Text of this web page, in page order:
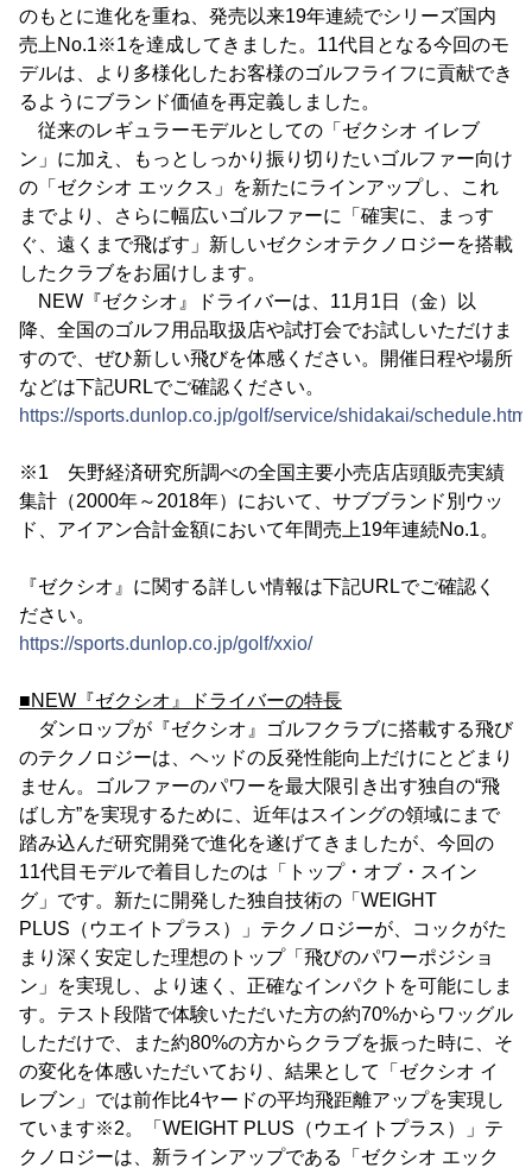
のもとに進化を重ね、発売以来19年連続でシリーズ国内
売上No.1※1を達成してきました。11代目となる今回のモ
デルは、より多様化したお客様のゴルフライフに貢献でき
るようにブランド価値を再定義しました。
従来のレギュラーモデルとしての「ゼクシオ イレブ
ン」に加え、もっとしっかり振り切りたいゴルファー向け
の「ゼクシオ エックス」を新たにラインアップし、これ
までより、さらに幅広いゴルファーに「確実に、まっす
ぐ、遠くまで飛ばす」新しいゼクシオテクノロジーを搭載
したクラブをお届けします。
NEW『ゼクシオ』ドライバーは、11月1日（金）以
降、全国のゴルフ用品取扱店や試打会でお試しいただけま
すので、ぜひ新しい飛びを体感ください。開催日程や場所
などは下記URLでご確認ください。
https://sports.dunlop.co.jp/golf/service/shidakai/schedule.html
※1 矢野経済研究所調べの全国主要小売店店頭販売実績
集計（2000年～2018年）において、サブブランド別ウッ
ド、アイアン合計金額において年間売上19年連続No.1。
『ゼクシオ』に関する詳しい情報は下記URLでご確認く
ださい。
https://sports.dunlop.co.jp/golf/xxio/
■NEW『ゼクシオ』ドライバーの特長
ダンロップが『ゼクシオ』ゴルフクラブに搭載する飛び
のテクノロジーは、ヘッドの反発性能向上だけにとどまり
ません。ゴルファーのパワーを最大限引き出す独自の“飛
ばし方”を実現するために、近年はスイングの領域にまで
踏み込んだ研究開発で進化を遂げてきましたが、今回の
11代目モデルで着目したのは「トップ・オブ・スイン
グ」です。新たに開発した独自技術の「WEIGHT
PLUS（ウエイトプラス）」テクノロジーが、コックがた
まり深く安定した理想のトップ「飛びのパワーポジショ
ン」を実現し、より速く、正確なインパクトを可能にしま
す。テスト段階で体験いただいた方の約70%からワッグル
しただけで、また約80%の方からクラブを振った時に、そ
の変化を体感いただいており、結果として「ゼクシオ イ
レブン」では前作比4ヤードの平均飛距離アップを実現し
ています※2。「WEIGHT PLUS（ウエイトプラス）」テ
クノロジーは、新ラインアップである「ゼクシオ エック